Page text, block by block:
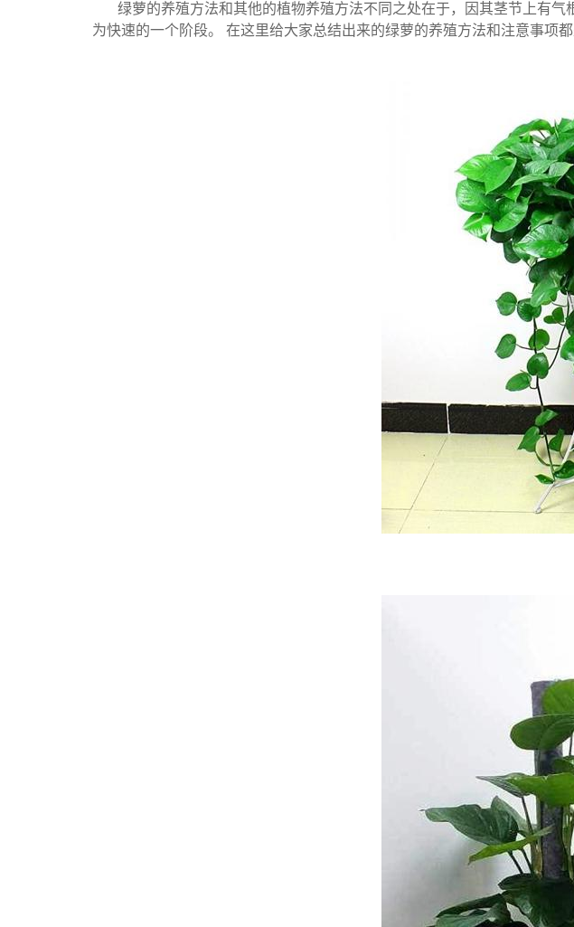
绿萝的养殖方法和其他的植物养殖方法不同之处在于，因其茎节上有
为快速的一个阶段。 在这里给大家总结出来的绿萝的养殖方法和注意事项